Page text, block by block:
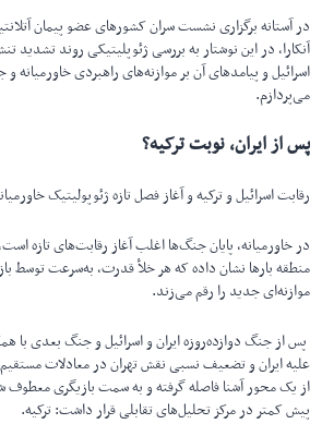
در آستانه برگزاری نشست سران کشورهای عضو پیمان
آنکارا، در این نوشتار به بررسی ژئوپلیتیکی روند تشدید
اسرائیل و پیامدهای آن بر موازنه‌های راهبردی خاورمیانه
می‌پردازم.
پس از ایران، نوبت ترکیه؟
رقابت اسرائیل و ترکیه و آغاز فصل تازه ژئوپولیتیک
در خاورمیانه، پایان جنگ‌ها اغلب آغاز رقابت‌های تازه
منطقه بارها نشان داده که هر خلأ قدرت، به‌سرعت توسط
موازنه‌ای جدید را رقم می‌زند.
پس از جنگ دوازده‌روزه ایران و اسرائیل و جنگ بعدی با
علیه ایران و تضعیف نسبی نقش تهران در معادلات مستقیم
از یک محور آشنا فاصله گرفته و به سمت بازیگری
پیش کمتر در مرکز تحلیل‌های تقابلی قرار داشت: ترکیه.